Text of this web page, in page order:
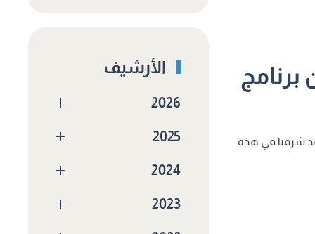
بالهضبة. وقد شرفنا في هذه
الأرشيف
2026
2025
2024
2023